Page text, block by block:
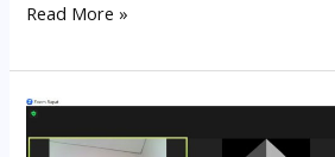
Read More »
Pelatihan
POP